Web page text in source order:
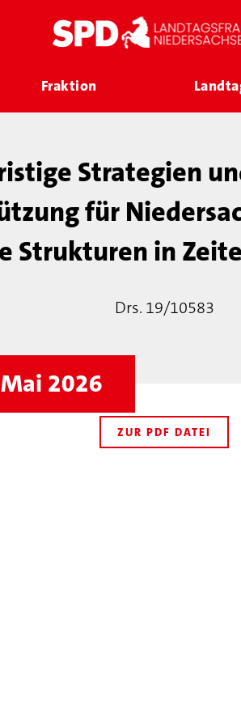
Fraktion
Strategien
für
Strukturen in
Drs. 19/10583
2026
ZUR PDF DATEI